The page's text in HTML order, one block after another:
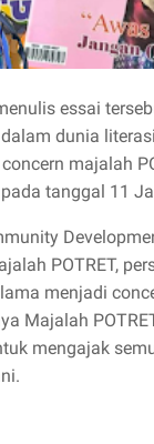
essai
dunia
majalah
tanggal 11
POTRET,
menjadi
Majalah
mengajak